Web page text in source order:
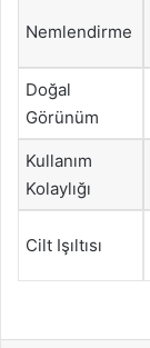
Nemlendirme
Doğal
Görünüm
Kullanım
Kolaylığı
Cilt Işıltısı